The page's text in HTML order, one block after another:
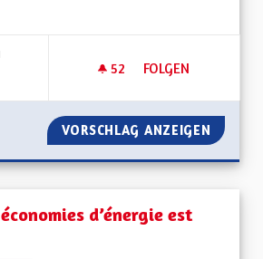
52 52 FOLLOWER
FOLGEN
UNE RÉGION
VORSCHLAG ANZEIGEN UNE
d’énergie est